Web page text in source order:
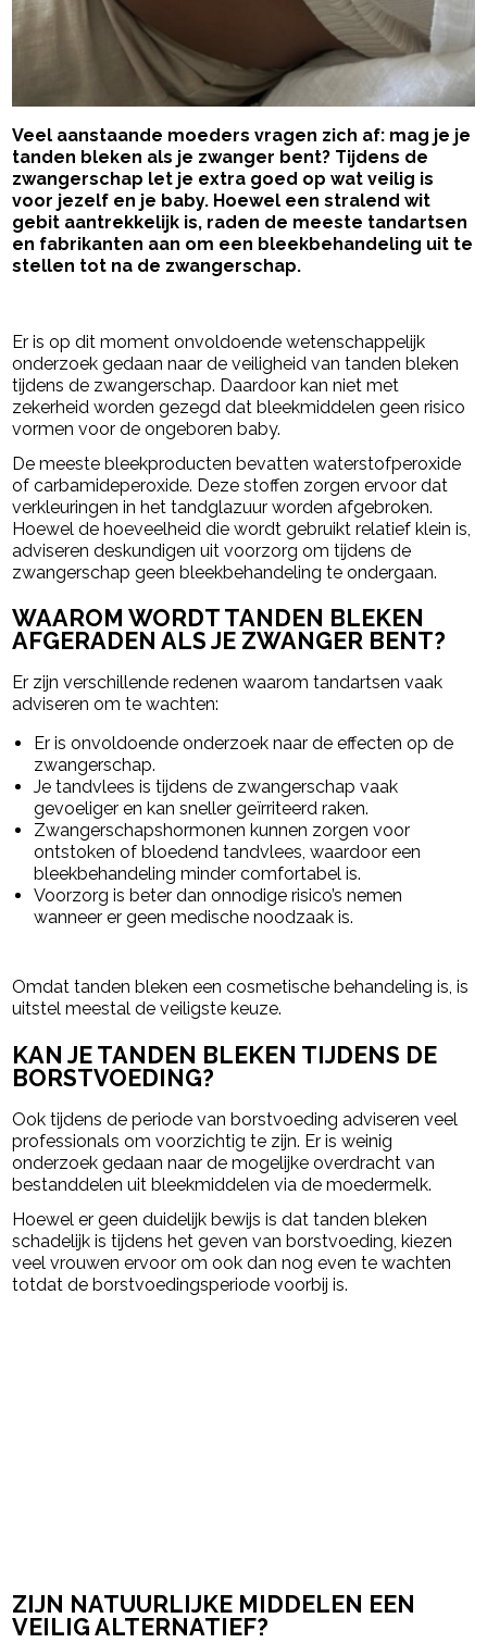
Veel aanstaande moeders vragen zich af: mag je je
tanden bleken als je zwanger bent? Tijdens de
zwangerschap let je extra goed op wat veilig is
voor jezelf en je baby. Hoewel een stralend wit
gebit aantrekkelijk is, raden de meeste tandartsen
en fabrikanten aan om een bleekbehandeling uit te
stellen tot na de zwangerschap.
Er is op dit moment onvoldoende wetenschappelijk
onderzoek gedaan naar de veiligheid van tanden bleken
tijdens de zwangerschap. Daardoor kan niet met
zekerheid worden gezegd dat bleekmiddelen geen risico
vormen voor de ongeboren baby.
De meeste bleekproducten bevatten waterstofperoxide
of carbamideperoxide. Deze stoffen zorgen ervoor dat
verkleuringen in het tandglazuur worden afgebroken.
Hoewel de hoeveelheid die wordt gebruikt relatief klein is,
adviseren deskundigen uit voorzorg om tijdens de
zwangerschap geen bleekbehandeling te ondergaan.
WAAROM WORDT TANDEN BLEKEN
AFGERADEN ALS JE ZWANGER BENT?
Er zijn verschillende redenen waarom tandartsen vaak
adviseren om te wachten:
Er is onvoldoende onderzoek naar de effecten op de
zwangerschap.
Je tandvlees is tijdens de zwangerschap vaak
gevoeliger en kan sneller geïrriteerd raken.
Zwangerschapshormonen kunnen zorgen voor
ontstoken of bloedend tandvlees, waardoor een
bleekbehandeling minder comfortabel is.
Voorzorg is beter dan onnodige risico’s nemen
wanneer er geen medische noodzaak is.
Omdat tanden bleken een cosmetische behandeling is, is
uitstel meestal de veiligste keuze.
KAN JE TANDEN BLEKEN TIJDENS DE
BORSTVOEDING?
Ook tijdens de periode van borstvoeding adviseren veel
professionals om voorzichtig te zijn. Er is weinig
onderzoek gedaan naar de mogelijke overdracht van
bestanddelen uit bleekmiddelen via de moedermelk.
Hoewel er geen duidelijk bewijs is dat tanden bleken
schadelijk is tijdens het geven van borstvoeding, kiezen
veel vrouwen ervoor om ook dan nog even te wachten
totdat de borstvoedingsperiode voorbij is.
ZIJN NATUURLIJKE MIDDELEN EEN
VEILIG ALTERNATIEF?